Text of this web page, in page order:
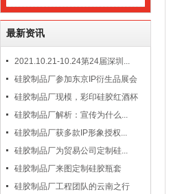
最新资讯
2021.10.21-10.24第24届深圳...
硅胶制品厂参加东京IP衍生品展会
硅胶制品厂现模，彩印硅胶红酒杯
硅胶制品厂解析：宣传为什么...
硅胶制品厂获多款IP形象授权...
硅胶制品厂为贸易公司定制硅...
硅胶制品厂来图定制硅胶瓶套
硅胶制品厂工程团队的云南之行